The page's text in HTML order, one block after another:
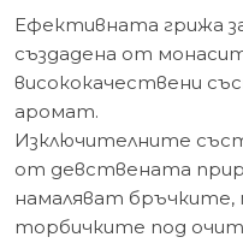
Ефективната грижа
създадена от
висококачествени
аромат.
Изключителните
от девствената
намаляват
торбичките под